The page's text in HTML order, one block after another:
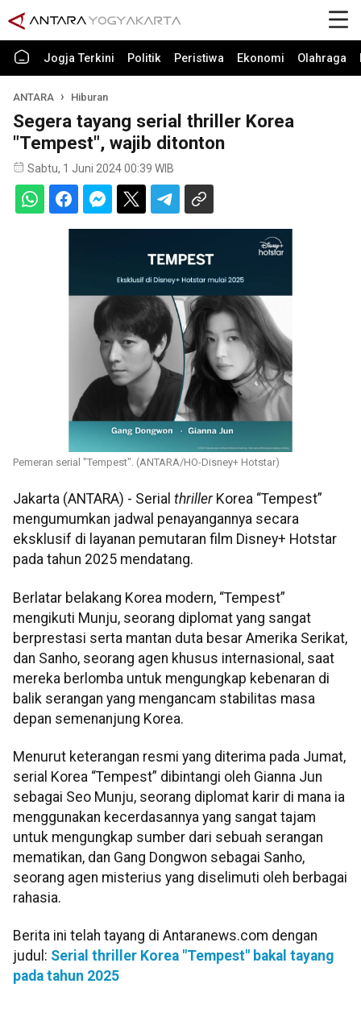
Jogja Terkini Politik Peristiwa Ekonomi Olahraga
ANTARA Hiburan
Segera tayang serial thriller Korea
"Tempest", wajib ditonton
Sabtu, 1 Juni 2024 00:39 WIB
Pemeran serial "Tempest". (ANTARA/HO-Disney+ Hotstar)
Jakarta (ANTARA) - Serial thriller Korea “Tempest”
mengumumkan jadwal penayangannya secara
eksklusif di layanan pemutaran film Disney+ Hotstar
pada tahun 2025 mendatang.
Berlatar belakang Korea modern, “Tempest”
mengikuti Munju, seorang diplomat yang sangat
berprestasi serta mantan duta besar Amerika Serikat,
dan Sanho, seorang agen khusus internasional, saat
mereka berlomba untuk mengungkap kebenaran di
balik serangan yang mengancam stabilitas masa
depan semenanjung Korea.
Menurut keterangan resmi yang diterima pada Jumat,
serial Korea “Tempest” dibintangi oleh Gianna Jun
sebagai Seo Munju, seorang diplomat karir di mana ia
menggunakan kecerdasannya yang sangat tajam
untuk mengungkap sumber dari sebuah serangan
mematikan, dan Gang Dongwon sebagai Sanho,
seorang agen misterius yang diselimuti oleh berbagai
rahasia.
Berita ini telah tayang di Antaranews.com dengan
judul: Serial thriller Korea "Tempest" bakal tayang
pada tahun 2025